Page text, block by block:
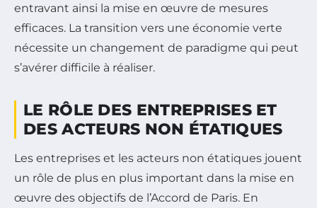
entravant ainsi la mise en œuvre de mesures
efficaces. La transition vers une économie verte
nécessite un changement de paradigme qui peut
s’avérer difficile à réaliser.
LE RÔLE DES ENTREPRISES ET
DES ACTEURS NON ÉTATIQUES
Les entreprises et les acteurs non étatiques jouent
un rôle de plus en plus important dans la mise en
œuvre des objectifs de l’Accord de Paris. En